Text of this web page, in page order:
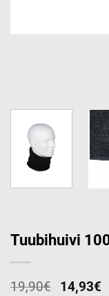
Tuubihuivi
19,90€ 14,93€